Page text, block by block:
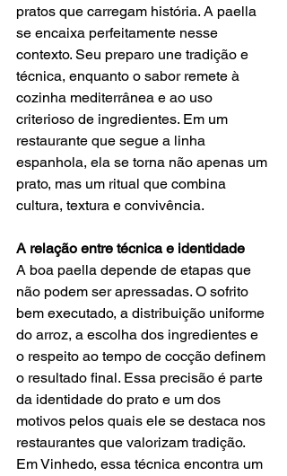
pratos que carregam história. A paella
se encaixa perfeitamente nesse
contexto. Seu preparo une tradição e
técnica, enquanto o sabor remete à
cozinha mediterrânea e ao uso
criterioso de ingredientes. Em um
restaurante que segue a linha
espanhola, ela se torna não apenas um
prato, mas um ritual que combina
cultura, textura e convivência.
A relação entre técnica e identidade
A boa paella depende de etapas que
não podem ser apressadas. O sofrito
bem executado, a distribuição uniforme
do arroz, a escolha dos ingredientes e
o respeito ao tempo de cocção definem
o resultado final. Essa precisão é parte
da identidade do prato e um dos
motivos pelos quais ele se destaca nos
restaurantes que valorizam tradição.
Em Vinhedo, essa técnica encontra um